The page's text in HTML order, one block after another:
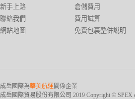
新手上路
聯絡我們
網站地圖
倉儲費用
費用試算
免費包裏整併說明
成岳國際為華美航運關係企業
成岳國際貿易股份有限公司 2019 Copyright © SPEX